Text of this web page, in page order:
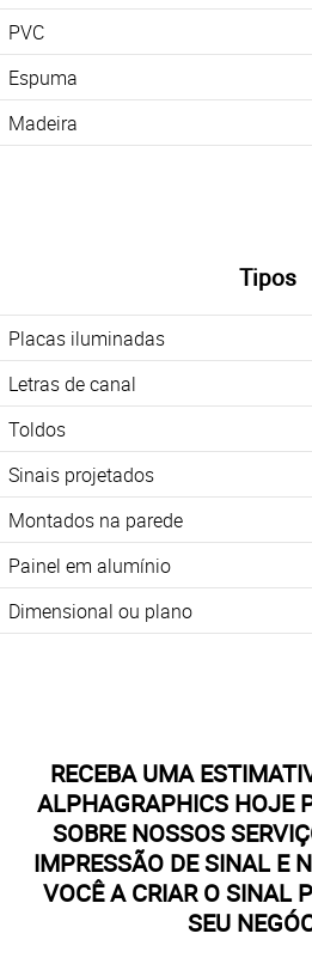
PVC
Espuma
Madeira
Tipos
Placas iluminadas
Letras de canal
Toldos
Sinais projetados
Montados na parede
Painel em alumínio
Dimensional ou plano
RECEBA UMA
ALPHAGRAPHICS HOJE
SOBRE NOSSOS
IMPRESSÃO DE SINAL E
VOCÊ A CRIAR O SINAL
SEU